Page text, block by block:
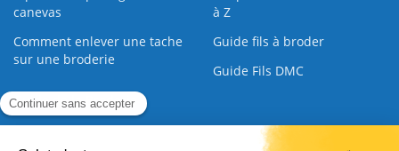
canevas
à Z
Comment enlever une tache
sur une broderie
Guide fils à broder
Guide Fils DMC
Guide de la Broderie